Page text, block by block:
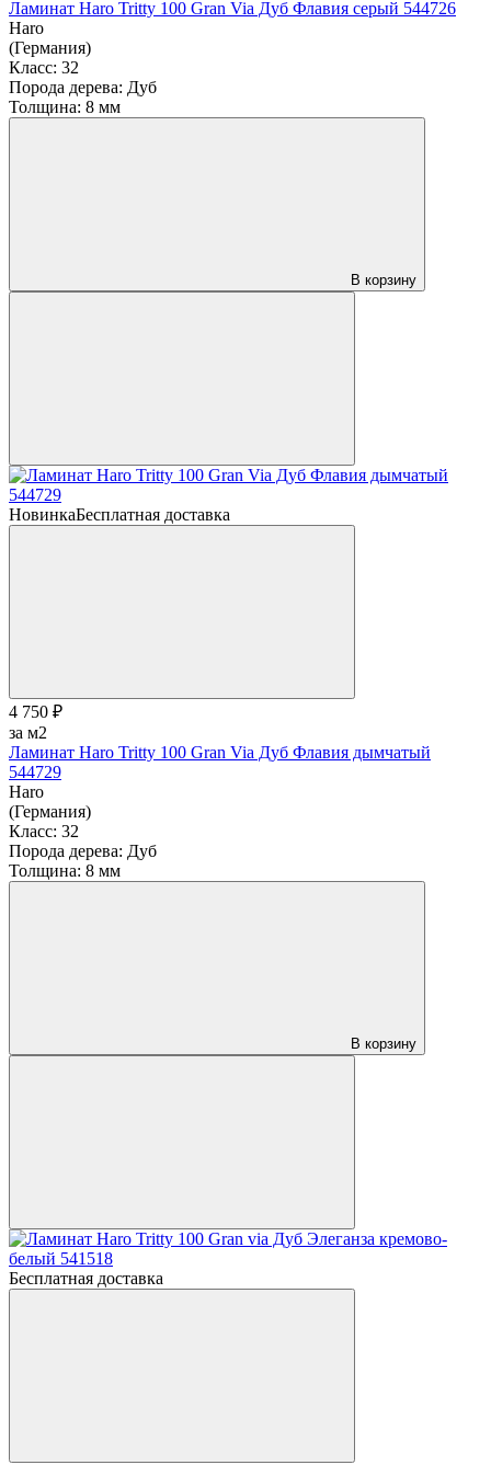
Ламинат Haro Tritty 100 Gran Via Дуб Флавия серый 544726
Haro
(Германия)
Класс: 32
Порода дерева: Дуб
Толщина: 8 мм
В корзину
НовинкаБесплатная доставка
4 750 ₽
за м2
Ламинат Haro Tritty 100 Gran Via Дуб Флавия дымчатый
544729
Haro
(Германия)
Класс: 32
Порода дерева: Дуб
Толщина: 8 мм
В корзину
Бесплатная доставка